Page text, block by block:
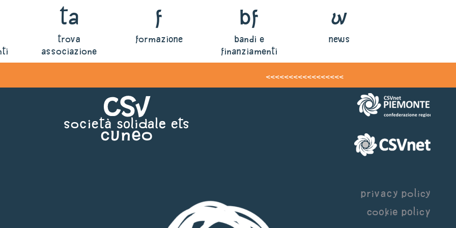
ta
trova
associazione
f
formazione
bf
bandi e
finanziamenti
w
news
<<<<<<<<<<<<<<<<<
privacy policy
cookie policy